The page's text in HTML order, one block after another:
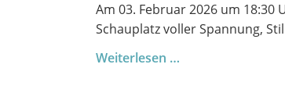
Am 03. Februar 2026 um
Schauplatz voller Spannung,
Weiterlesen …